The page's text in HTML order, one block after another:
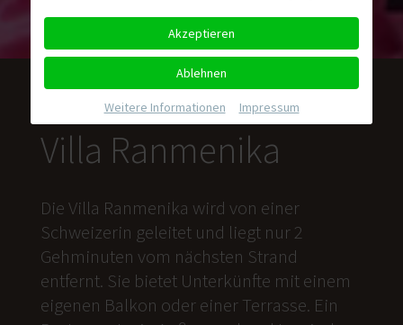
Villa Ranmenika
Die Villa Ranmenika wird von einer
Schweizerin geleitet und liegt nur 2
Gehminuten vom nächsten Strand
entfernt. Sie bietet Unterkünfte mit einem
eigenen Balkon oder einer Terrasse. Ein
Akzeptieren
Ablehnen
Weitere Informationen Impressum